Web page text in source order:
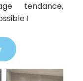
tendance,
!